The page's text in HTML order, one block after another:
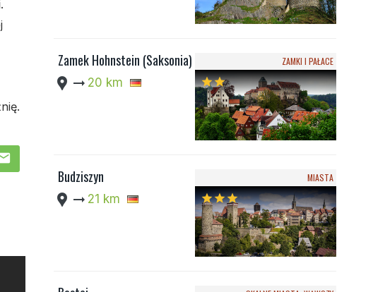
Zamek Hohnstein (Saksonia)
location_pin arrow_right_alt 20 km
ZAMKI I PAŁACE
starstar
Budziszyn
location_pin arrow_right_alt 21 km
MIASTA
starstarstar